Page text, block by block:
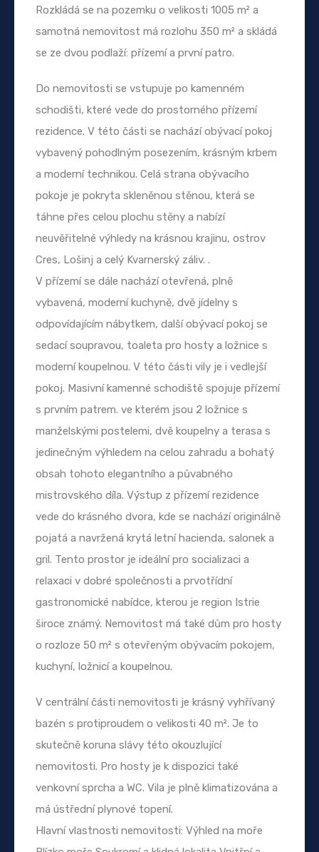
Rozkládá se na pozemku o velikosti 1005 m² a
samotná nemovitost má rozlohu 350 m² a skládá
se ze dvou podlaží: přízemí a první patro.
Do nemovitosti se vstupuje po kamenném
schodišti, které vede do prostorného přízemí
rezidence. V této části se nachází obývací pokoj
vybavený pohodlným posezením, krásným krbem
a moderní technikou. Celá strana obývacího
pokoje je pokryta skleněnou stěnou, která se
táhne přes celou plochu stěny a nabízí
neuvěřitelné výhledy na krásnou krajinu, ostrov
Cres, Lošinj a celý Kvarnerský záliv. .
V přízemí se dále nachází otevřená, plně
vybavená, moderní kuchyně, dvě jídelny s
odpovídajícím nábytkem, další obývací pokoj se
sedací soupravou, toaleta pro hosty a ložnice s
moderní koupelnou. V této části vily je i vedlejší
pokoj. Masivní kamenné schodiště spojuje přízemí
s prvním patrem. ve kterém jsou 2 ložnice s
manželskými postelemi, dvě koupelny a terasa s
jedinečným výhledem na celou zahradu a bohatý
obsah tohoto elegantního a půvabného
mistrovského díla. Výstup z přízemí rezidence
vede do krásného dvora, kde se nachází originálně
pojatá a navržená krytá letní hacienda, salonek a
gril. Tento prostor je ideální pro socializaci a
relaxaci v dobré společnosti a prvotřídní
gastronomické nabídce, kterou je region Istrie
široce známý. Nemovitost má také dům pro hosty
o rozloze 50 m² s otevřeným obývacím pokojem,
kuchyní, ložnicí a koupelnou.
V centrální části nemovitosti je krásný vyhřívaný
bazén s protiproudem o velikosti 40 m². Je to
skutečně koruna slávy této okouzlující
nemovitosti. Pro hosty je k dispozici také
venkovní sprcha a WC. Vila je plně klimatizována a
má ústřední plynové topení.
Hlavní vlastnosti nemovitosti: Výhled na moře